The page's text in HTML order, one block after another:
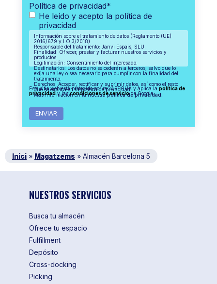
Política de privacidad*
He leído y acepto la política de
privacidad
Información sobre el tratamiento de datos (Reglamento (UE)
2016/679 y LO 3/2018)
Responsable del tratamiento: Janvi Espais, SLU.
Finalidad: Ofrecer, prestar y facturar nuestros servicios y
productos.
Legitimación: Consentimiento del interesado.
Destinatarios: Los datos no se cederán a terceros, salvo que lo
exija una ley o sea necesario para cumplir con la finalidad del
tratamiento.
Derechos: Acceder, rectificar y suprimir datos, así como el resto
que se explica en la política de privacidad.
Más información en la nuestrapolítica de privacidad.
Este sitio web está protegido por reCAPTCHA y aplica la política de
privacidady lascondiciones de serviciode Google.
Inici » Magatzems » Almacén Barcelona 5
NUESTROS SERVICIOS
Busca tu almacén
Ofrece tu espacio
Fulfillment
Depósito
Cross-docking
Picking